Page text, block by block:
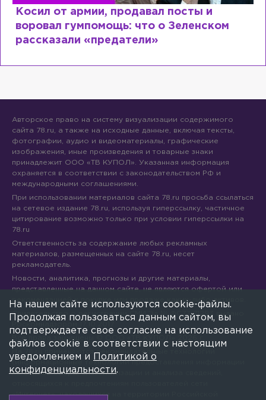
Косил от армии, продавал посты и
воровал гумпомощь: что о Зеленском
рассказали «предатели»
Авторское право на систему визуализации содержимого
сайта 78.ru, а также на исходные данные, включая тексты,
фотографии, аудио и видеоматериалы, графические
изображения, иные произведения и товарные знаки
принадлежит ООО «ТВ КУПОЛ». Указанная информация
охраняется в соответствии с законодательством РФ и
международными соглашениями.
При использовании материалов сайта 78.ru просьба ссылаться
на сетевое издание 78.ru, используя гиперссылку, частичное
цитирование возможно только при условии гиперссылки на
78.ru
Ответственность за содержание любых рекламных
материалов, размещенных на сайте 78.ru, несет
рекламодатель.
Новости, аналитика, прогнозы и другие материалы,
представленные на данном сайте, не являются офертой или
рекомендацией к покупке или продаже каких-либо активов.
Свидетельство о регистрации СМИ Эл № ФС77-71293 выдано
Роскомнадзором 17.10.2017
На 78.ru применяются рекомендательные технологии
(информационные технологии предоставления информации
на основе сбора, систематизации и анализа сведений,
«Интернет», находящихся на территории Российской
На нашем сайте используются cookie-файлы.
Продолжая пользоваться данным сайтом, вы
подтверждаете свое согласие на использование
файлов cookie в соответствии с настоящим
уведомлением и
Политикой о
конфиденциальности.